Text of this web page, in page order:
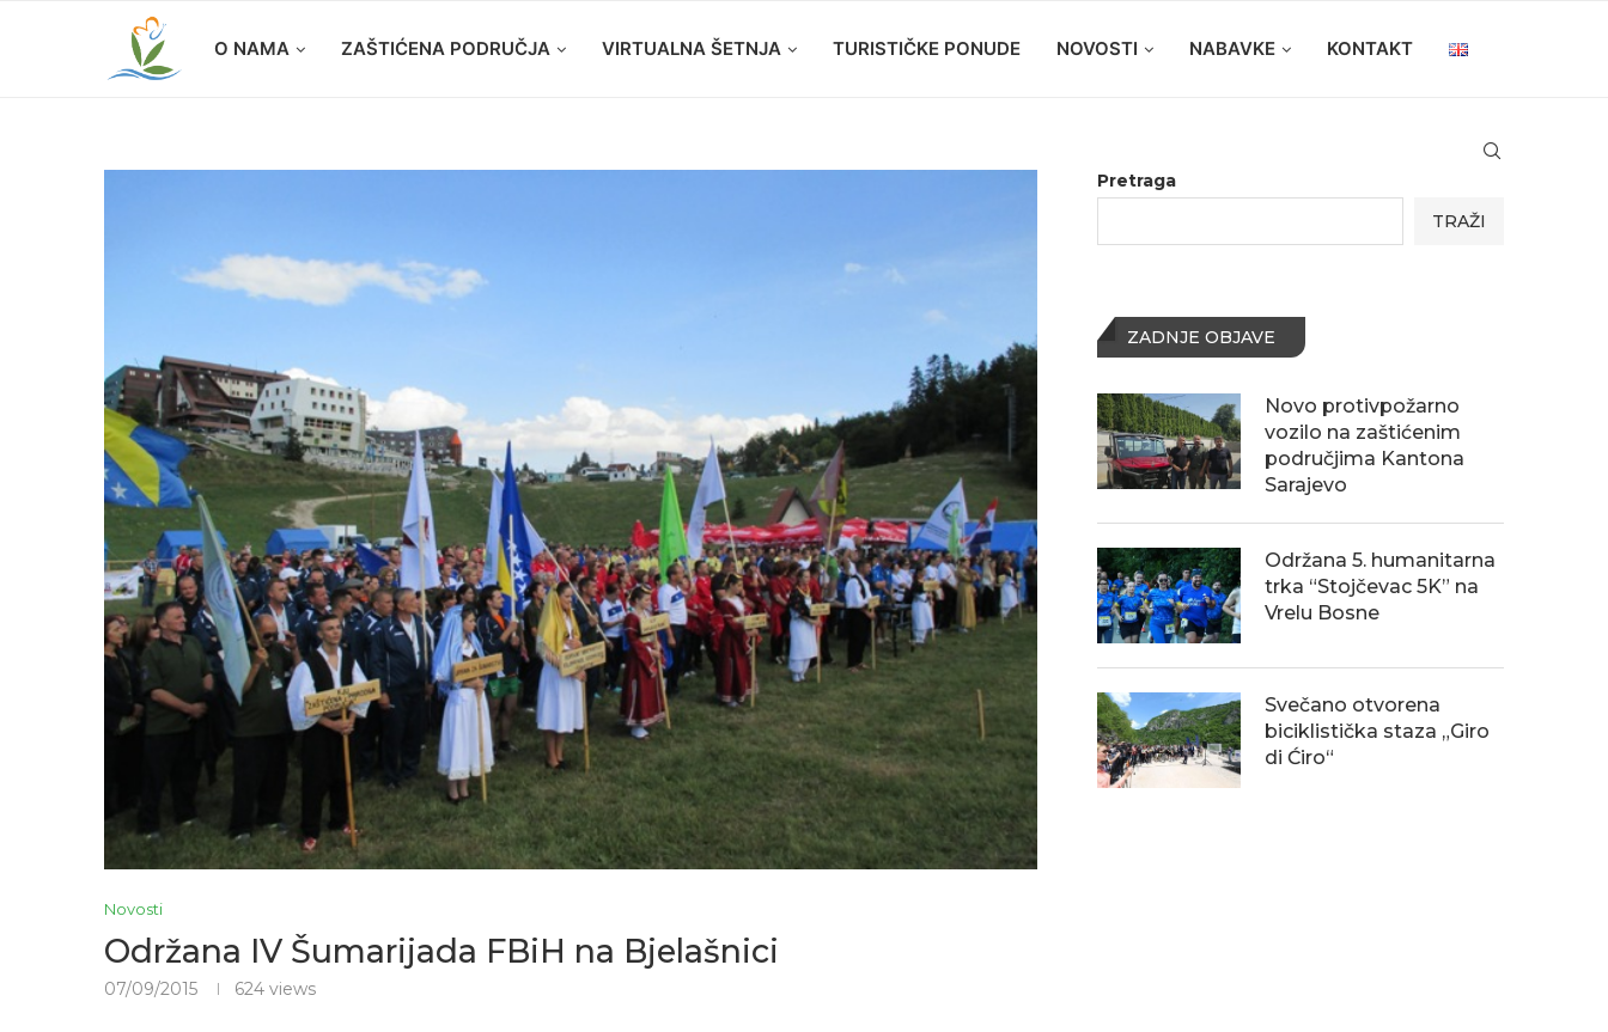
O NAMA ZAŠTIĆENA PODRUČJA VIRTUALNA ŠETNJA TURISTIČKE PONUDE NOVOSTI NABAVKE KONTAKT
Novosti
Održana IV Šumarijada FBiH na Bjelašnici
07/09/2015 624 views
Pretraga
TRAŽI
ZADNJE OBJAVE
Novo protivpožarno
vozilo na zaštićenim
područjima Kantona
Sarajevo
Održana 5. humanitarna
trka “Stojčevac 5K” na
Vrelu Bosne
Svečano otvorena
biciklistička staza „Giro
di Ćiro“